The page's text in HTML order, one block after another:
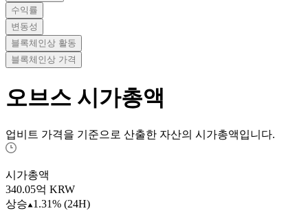
수익률
변동성
블록체인상 활동
블록체인상 가격
오브스 시가총액
업비트 가격을 기준으로 산출한 자산의 시가총액입니다.
시가총액
340.05억 KRW
상승 1.31% (24H)